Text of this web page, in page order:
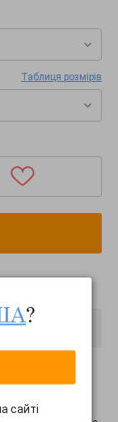
Таблиця розмірів
Оплата
и стильный
?
сайті